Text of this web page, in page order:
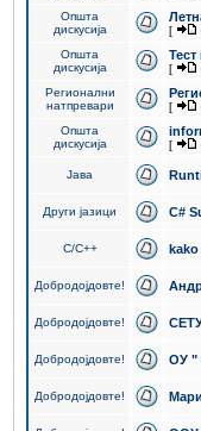
Општа
дискусија
[
Општа
дискусија
Тест
[
Регионални
натпревари
[
Општа
дискусија
[
Јава
Други јазици C#
C/C++
Добродојдовте!
Добродојдовте!
Добродојдовте! ОУ "
Добродојдовте!